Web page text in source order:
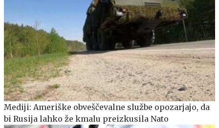
Mediji: Ameriške obveščevalne službe opozarjajo, da
bi Rusija lahko že kmalu preizkusila Nato